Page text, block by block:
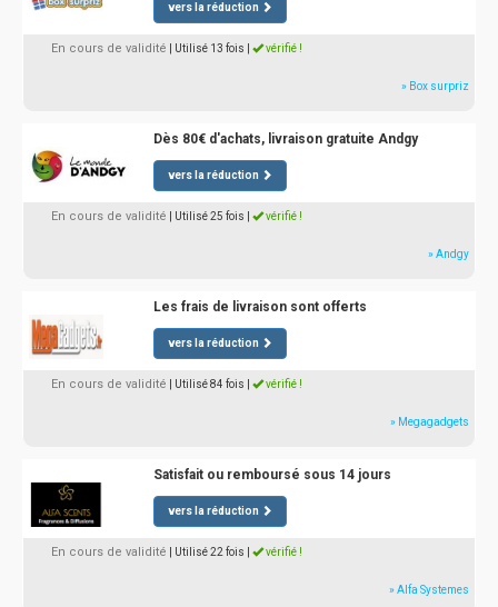
vers la réduction
En cours de validité | Utilisé 13 fois vérifié !
» Box surpriz
Dès 80€ d'achats, livraison gratuite Andgy
vers la réduction
En cours de validité | Utilisé 25 fois vérifié !
» Andgy
Les frais de livraison sont offerts
vers la réduction
En cours de validité | Utilisé 84 fois vérifié !
» Megagadgets
Satisfait ou remboursé sous 14 jours
vers la réduction
En cours de validité | Utilisé 22 fois vérifié !
» Alfa Systemes